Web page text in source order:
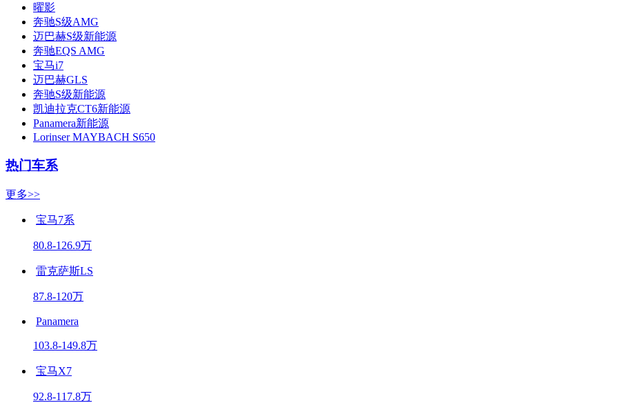
曜影
奔驰S级AMG
迈巴赫S级新能源
奔驰EQS AMG
宝马i7
迈巴赫GLS
奔驰S级新能源
凯迪拉克CT6新能源
Panamera新能源
Lorinser MAYBACH S650
热门车系
更多>>
宝马7系
80.8-126.9万
雷克萨斯LS
87.8-120万
Panamera
103.8-149.8万
宝马X7
92.8-117.8万